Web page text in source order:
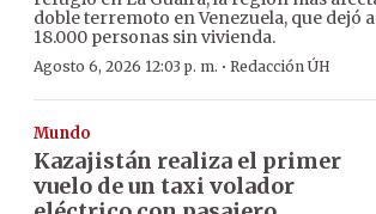
doble terremoto en Venezuela, que dejó
18.000 personas sin vivienda.
Agosto 6, 2026 12:03 p. m. · Redacción ÚH
Mundo
Kazajistán realiza el primer
vuelo de un taxi volador